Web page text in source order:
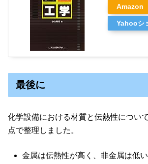
Amazon
Yahooシ
最後に
化学設備における材質と伝熱性につい
点で整理しました。
金属は伝熱性が高く、非金属は低い